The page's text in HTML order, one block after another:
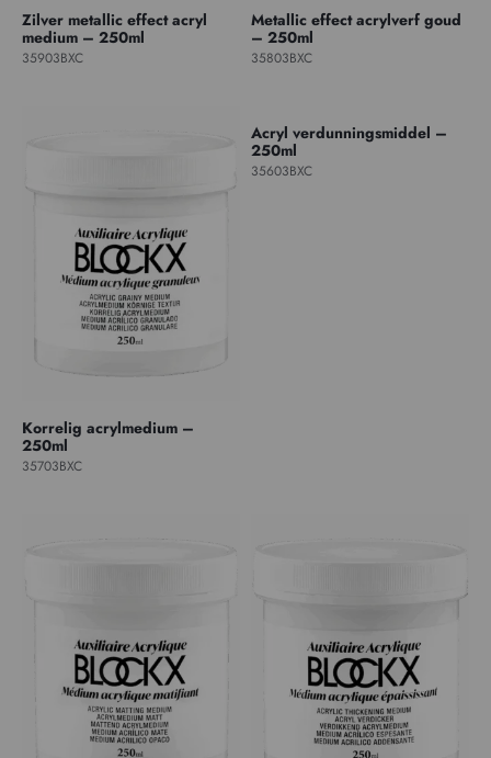
Zilver metallic effect acryl
medium – 250ml
35903BXC
Metallic effect acrylverf goud
– 250ml
35803BXC
Korrelig acrylmedium –
250ml
35703BXC
Acryl verdunningsmiddel –
250ml
35603BXC